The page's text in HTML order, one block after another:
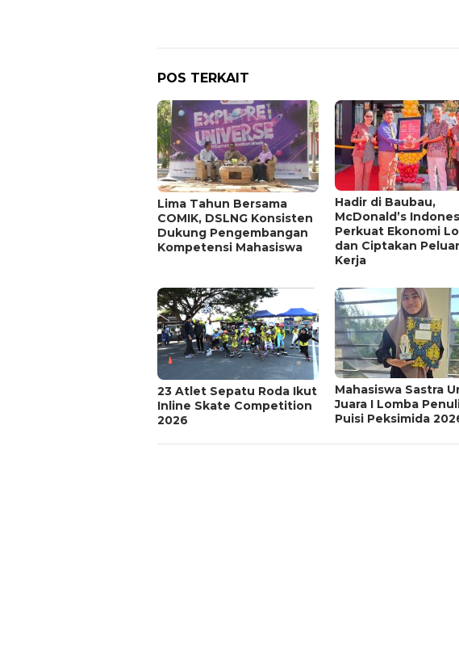
POS TERKAIT
Lima Tahun Bersama
COMIK, DSLNG Konsisten
Dukung Pengembangan
Kompetensi Mahasiswa
Hadir di Baubau,
McDonald’s
Perkuat Ekonomi
dan Ciptakan
Kerja
23 Atlet Sepatu Roda Ikut
Inline Skate Competition
2026
Mahasiswa Sastra
Juara I Lomba
Puisi Peksimida